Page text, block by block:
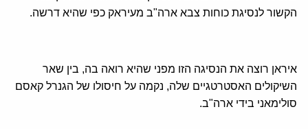
הקשור לנסיגת כוחות צבא ארה"ב מעיראק כפי שהיא דרשה.
איראן רוצה את הנסיגה הזו מפני שהיא רואה בה, בין שאר
השיקולים האסטרטגיים שלה, נקמה על חיסולו של הגנרל קאסם
סולימאני בידי ארה"ב.